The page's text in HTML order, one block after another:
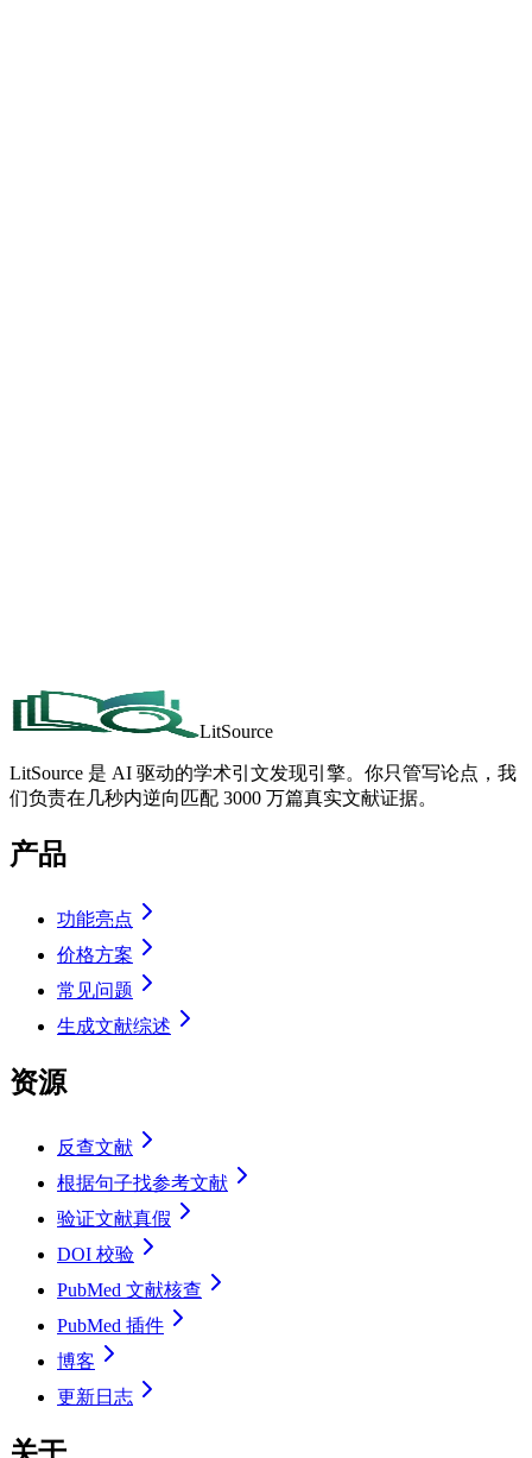
安装插件
查看插件说明
LitSource
LitSource 是 AI 驱动的学术引文发现引擎。你只管写论点，我
们负责在几秒内逆向匹配 3000 万篇真实文献证据。
产品
功能亮点
价格方案
常见问题
生成文献综述
资源
反查文献
根据句子找参考文献
验证文献真假
DOI 校验
PubMed 文献核查
PubMed 插件
博客
更新日志